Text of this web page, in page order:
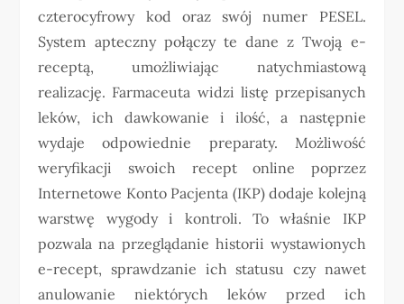
czterocyfrowy kod oraz swój numer PESEL.
System apteczny połączy te dane z Twoją e-
receptą, umożliwiając natychmiastową
realizację. Farmaceuta widzi listę przepisanych
leków, ich dawkowanie i ilość, a następnie
wydaje odpowiednie preparaty. Możliwość
weryfikacji swoich recept online poprzez
Internetowe Konto Pacjenta (IKP) dodaje kolejną
warstwę wygody i kontroli. To właśnie IKP
pozwala na przeglądanie historii wystawionych
e-recept, sprawdzanie ich statusu czy nawet
anulowanie niektórych leków przed ich